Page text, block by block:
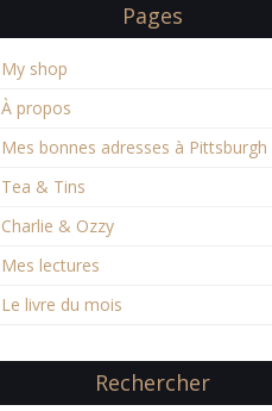
Pages
My shop
À propos
Mes bonnes adresses à Pittsburgh
Tea & Tins
Charlie & Ozzy
Mes lectures
Le livre du mois
Rechercher